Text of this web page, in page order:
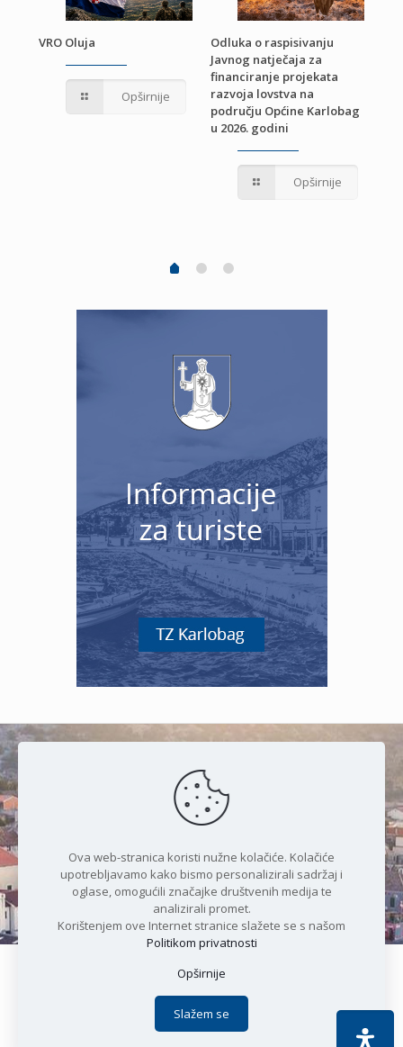
VRO Oluja
Opširnije
Odluka o raspisivanju
Javnog natječaja za
financiranje projekata
razvoja lovstva na
području Općine Karlobag
u 2026. godini
Opširnije
Čudesan spoj kristalnog mora i
prirode
Copyright © 2021 Općina Karlobag | Sva prava pridržana |
Politika privatnosti
Apoc IT
Ova web-stranica koristi nužne kolačiće. Kolačiće
upotrebljavamo kako bismo personalizirali sadržaj i
oglase, omogućili značajke društvenih medija te
analizirali promet.
Korištenjem ove Internet stranice slažete se s našom
Politikom privatnosti
Opširnije
Slažem se